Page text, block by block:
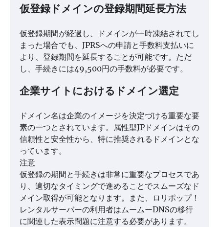
仮登録ドメインの登録期間延長方法
仮登録期間が経過し、ドメインが一時凍結されてし
まった場合でも、JPRSへの申請と手数料支払いに
より、登録期間を延長することが可能です。ただ
し、手続きには49,500円の手数料が必要です。
企業サイトにおけるドメイン選定
ドメイン名は企業のイメージを決定づける重要な要
素の一つとされています。属性型JPドメインはその
信頼性と安全性から、特に推奨されるドメインとな
っています。
注意
仮登録の期間と手続きは非常に重要なプロセスであ
り、適切なタイミングで進めることでスムーズなド
メイン取得が可能となります。また、ロリポップ！
レンタルサーバーの利用者はムームーDNSの移行
に関連した表示問題に注意する必要があります。